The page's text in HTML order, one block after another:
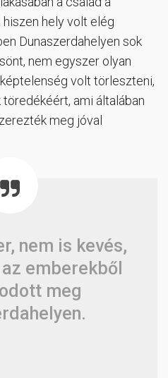
hiszen hely volt elég
Dunaszerdahelyen sok
nem egyszer olyan
volt törleszteni,
ami általában
meg jóval
nem is kevés,
emberekből
meg